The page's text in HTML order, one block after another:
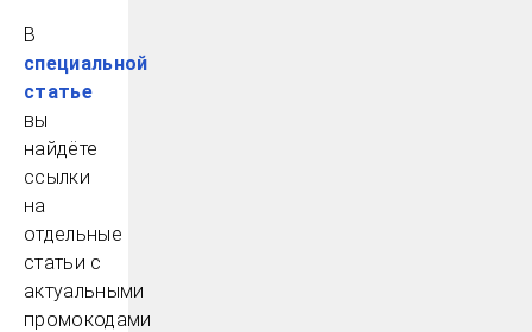
В
специальной
статье
вы
найдёте
ссылки
на
отдельные
статьи с
актуальными
промокодами